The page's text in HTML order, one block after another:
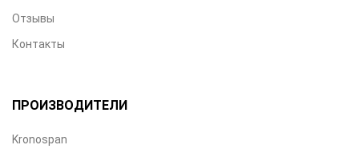
Отзывы
Контакты
ПРОИЗВОДИТЕЛИ
Kronospan